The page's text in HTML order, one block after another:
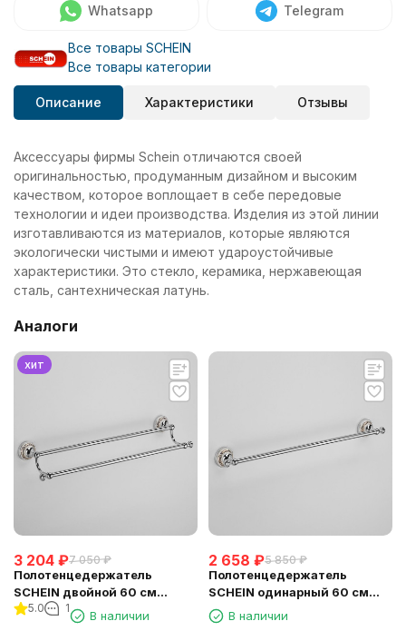
Whatsapp Telegram
Все товары SCHEIN
Все товары категории
Описание Характеристики Отзывы
Аксессуары фирмы Schein отличаются своей
оригинальностью, продуманным дизайном и высоким
качеством, которое воплощает в себе передовые
технологии и идеи производства. Изделия из этой линии
изготавливаются из материалов, которые являются
экологически чистыми и имеют удароустойчивые
характеристики. Это стекло, керамика, нержавеющая
сталь, сантехническая латунь.
Аналоги
хит
3 204 ₽7 050 ₽
Полотенцедержатель
SCHEIN двойной 60 см
(7053040)
5.0 1
В наличии
2 658 ₽5 850 ₽
Полотенцедержатель
SCHEIN одинарный 60 см
(7053037)
В наличии